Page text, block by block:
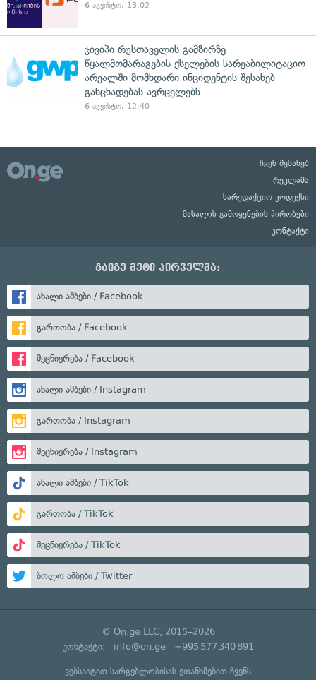
6 აგვისტო, 13:02
ჯივიპი რუსთაველის გამზირზე
წყალმომარაგების ქსელების სარეაბილიტაციო
არეალში მომხდარი ინციდენტის შესახებ
განცხადებას ავრცელებს
6 აგვისტო, 12:40
ჩვენ შესახებ
რეკლამა
სარედაქციო კოდექსი
მასალის გამოყენების პირობები
კონტაქტი
გაიგე მეტი პირველმა:
ახალი ამბები / Facebook
გართობა / Facebook
მეცნიერება / Facebook
ახალი ამბები / Instagram
გართობა / Instagram
მეცნიერება / Instagram
ახალი ამბები / TikTok
გართობა / TikTok
მეცნიერება / TikTok
ბოლო ამბები / Twitter
© On.ge LLC, 2015–2026
კონტაქტი: info@on.ge +995 577 340 891
ვებსაიტით სარგებლობისას ეთანხმებით ჩვენს